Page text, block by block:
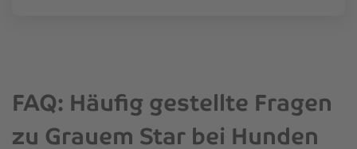
FAQ: Häufig gestellte Fragen
zu Grauem Star bei Hunden